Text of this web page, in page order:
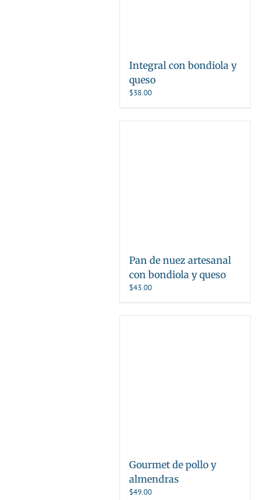
Integral con bondiola y
queso
$38.00
Pan de nuez artesanal
con bondiola y queso
$43.00
Gourmet de pollo y
almendras
$49.00